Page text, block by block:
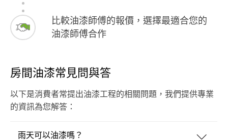
比較油漆師傅的報價，選擇最適合您的
油漆師傅合作
房間油漆常見問與答
以下是消費者常提出油漆工程的相關問題，我們提供專業
的資訊為您解答：
雨天可以油漆嗎？